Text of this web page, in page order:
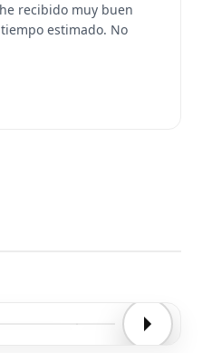
recibido muy buen
estimado. No
Entrega confirmada